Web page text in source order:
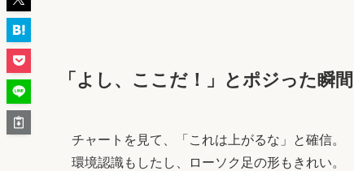
「よし、ここだ！」とポジった瞬
チャートを見て、「これは上がるな」と確信。
環境認識もしたし、ローソク足の形もきれい。